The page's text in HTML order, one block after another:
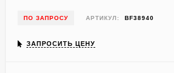
ПО ЗАПРОСУ АРТИКУЛ: BF38940
ЗАПРОСИТЬ ЦЕНУ